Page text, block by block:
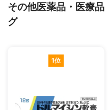
その他医薬品・医療
グ
1位